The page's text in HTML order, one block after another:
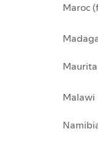
Maroc
Malawi